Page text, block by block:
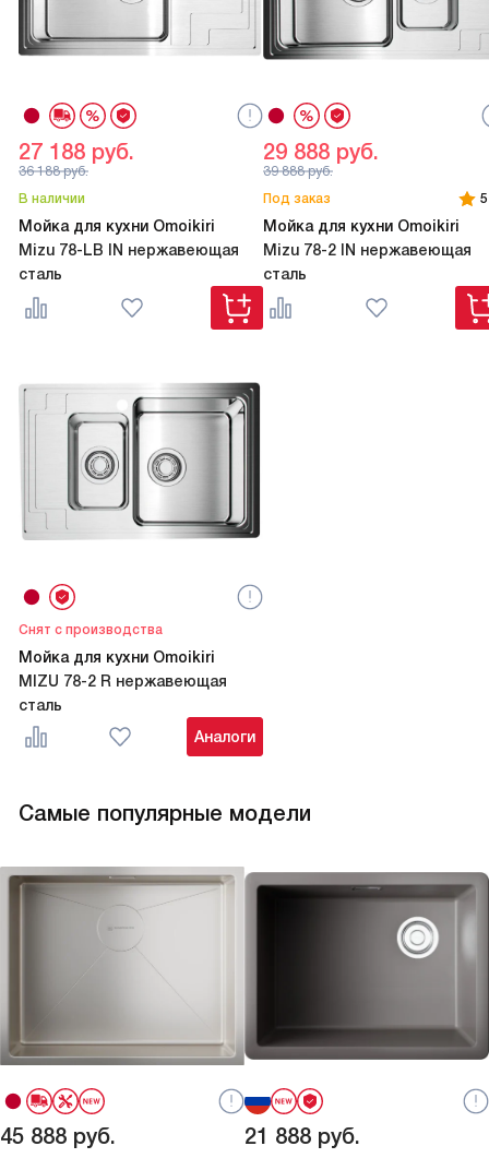
В наличии
Мойка для кухни Omoikiri
Mizu 78-LB IN нержавеющая
сталь
27 188 руб.
36 188руб.
Под заказ
5
Мойка для кухни Omoikiri
Mizu 78-2 IN нержавеющая
сталь
29 888 руб.
39 888руб.
Снят с производства
Мойка для кухни Omoikiri
MIZU 78-2 R нержавеющая
сталь
Аналоги
Самые популярные модели
45 888 руб. 21 888 руб.